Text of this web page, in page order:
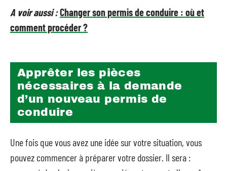
A voir aussi :Changer son permis de conduire : où et
comment procéder ?
Apprêter les pièces
nécessaires à la demande
d’un nouveau permis de
conduire
Une fois que vous avez une idée sur votre situation, vous
pouvez commencer à préparer votre dossier. Il sera :